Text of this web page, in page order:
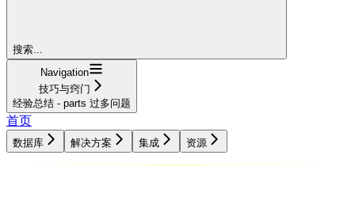
搜索...
Navigation
技巧与窍门
经验总结 - parts 过多问题
首页
数据库 解决方案 集成 资源